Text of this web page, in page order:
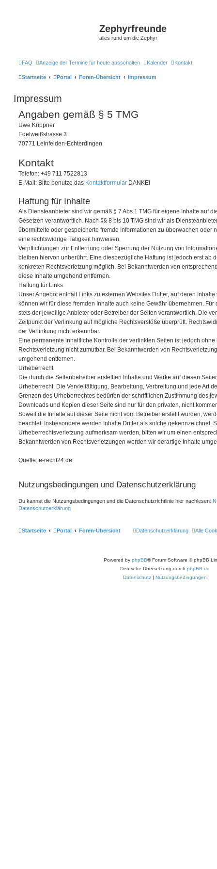
Zephyrfreunde
alles rund um die Zephyr
FAQ Anzeige der Termine für heute ausschalten Kalender Kontakt
Startseite Portal Foren-Übersicht Impressum
Impressum
Angaben gemäß § 5 TMG
Uwe Krippner
Edelweißstrasse 3
70771 Leinfelden-Echterdingen
Kontakt
Telefon: +49 711 7522813
E-Mail: Bitte benutze das Kontaktformular DANKE!
Haftung für Inhalte
Als Diensteanbieter sind wir gemäß § 7 Abs.1 TMG für eigene Inhalte auf
Gesetzen verantwortlich. Nach §§ 8 bis 10 TMG sind wir als
übermittelte oder gespeicherte fremde Informationen zu überwachen oder
eine rechtswidrige Tätigkeit hinweisen.
Verpflichtungen zur Entfernung oder Sperrung der Nutzung von
bleiben hiervon unberührt. Eine diesbezügliche Haftung ist jedoch erst ab
konkreten Rechtsverletzung möglich. Bei Bekanntwerden von
diese Inhalte umgehend entfernen.
Haftung für Links
Unser Angebot enthält Links zu externen Websites Dritter, auf deren
können wir für diese fremden Inhalte auch keine Gewähr übernehmen.
stets der jeweilige Anbieter oder Betreiber der Seiten verantwortlich. Die
Zeitpunkt der Verlinkung auf mögliche Rechtsverstöße überprüft.
der Verlinkung nicht erkennbar.
Eine permanente inhaltliche Kontrolle der verlinkten Seiten ist jedoch
Rechtsverletzung nicht zumutbar. Bei Bekanntwerden von
umgehend entfernen.
Urheberrecht
Die durch die Seitenbetreiber erstellten Inhalte und Werke auf diesen
Urheberrecht. Die Vervielfältigung, Bearbeitung, Verbreitung und jede Art
Grenzen des Urheberrechtes bedürfen der schriftlichen Zustimmung des
Downloads und Kopien dieser Seite sind nur für den privaten, nicht
Soweit die Inhalte auf dieser Seite nicht vom Betreiber erstellt wurden,
beachtet. Insbesondere werden Inhalte Dritter als solche gekennzeichnet.
Urheberrechtsverletzung aufmerksam werden, bitten wir um einen
Bekanntwerden von Rechtsverletzungen werden wir derartige Inhalte
Quelle: e-recht24.de
Nutzungsbedingungen und Datenschutzerklärung
Du kannst die Nutzungsbedingungen und die Datenschutzrichtlinie hier nachlesen:
Datenschutzerklärung
Startseite Portal Foren-Übersicht Alle
Datenschutzerklärung
Powered by phpBB® Forum Software © phpBB
Deutsche Übersetzung durch phpBB.de
Datenschutz | Nutzungsbedingungen